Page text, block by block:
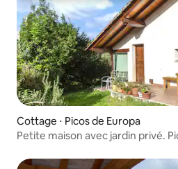
Cottage ⋅ Picos de Europa
Petite maison avec jardin privé.